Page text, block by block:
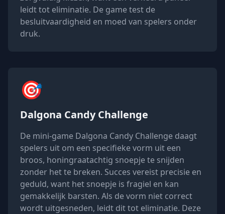
leidt tot eliminatie. De game test de
besluitvaardigheid en moed van spelers onder
druk.
🎯
Dalgona Candy Challenge
De mini-game Dalgona Candy Challenge daagt
spelers uit om een specifieke vorm uit een
broos, honingraatachtig snoepje te snijden
zonder het te breken. Succes vereist precisie en
geduld, want het snoepje is fragiel en kan
gemakkelijk barsten. Als de vorm niet correct
wordt uitgesneden, leidt dit tot eliminatie. Deze